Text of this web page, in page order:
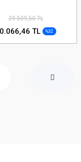
29.509,50 TL
TL %32